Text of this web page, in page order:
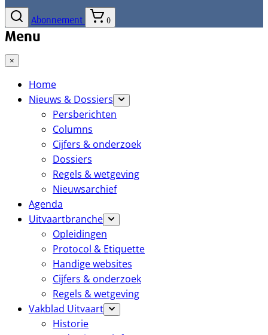
Abonnement 0
Menu
×
Home
Nieuws & Dossiers
Persberichten
Columns
Cijfers & onderzoek
Dossiers
Regels & wetgeving
Nieuwsarchief
Agenda
Uitvaartbranche
Opleidingen
Protocol & Etiquette
Handige websites
Cijfers & onderzoek
Regels & wetgeving
Vakblad Uitvaart
Historie